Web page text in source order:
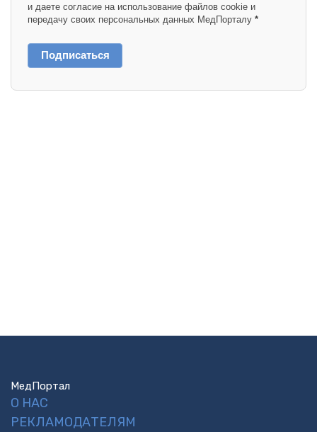
и даете согласие на использование файлов cookie и
передачу своих персональных данных МедПорталу *
Подписаться
МедПортал
О НАС
РЕКЛАМОДАТЕЛЯМ